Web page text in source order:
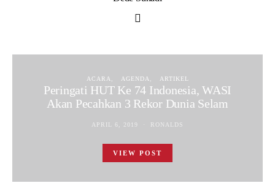
ACARA AGENDA ARTIKEL
Peringati HUT Ke 74 Indonesia, WASI
Akan Pecahkan 3 Rekor Dunia Selam
APRIL 6, 2019 RONALDS
VIEW POST